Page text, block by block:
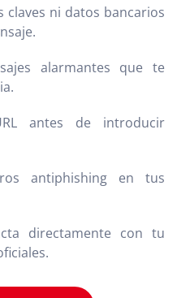
ni datos bancarios
alarmantes que te
antes de introducir
antiphishing en tus
directamente con tu